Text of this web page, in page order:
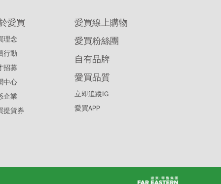
愛買
理念
行動
招募
中心
企業
提貨券
愛買線上購物
愛買粉絲團
自有品牌
愛買品質
立即追蹤IG
愛買APP